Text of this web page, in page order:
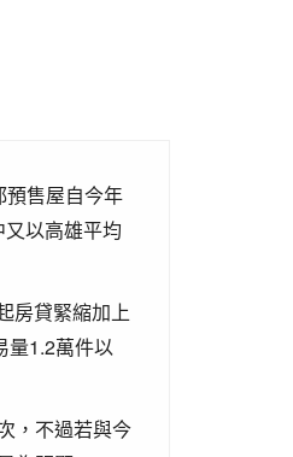
售屋自今年
以高雄平均
房貸緊縮加上
量1.2萬件以
，不過若與今